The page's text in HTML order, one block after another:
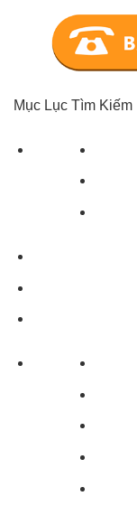
Mục Lục Tìm Kiếm